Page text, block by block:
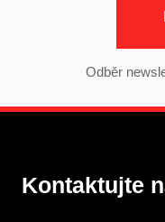
Odběr
Kontaktujte